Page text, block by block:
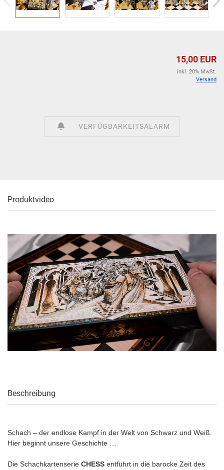
15,00 EUR
inkl. 20% MwSt.
Versand
VERFÜGBARKEITSALARM
Produktvideo
Beschreibung
Schach – der endlose Kampf in der Welt von Schwarz und Weiß.
Hier beginnt unsere Geschichte …
Die Schachkartenserie CHESS entführt in die barocke Zeit des